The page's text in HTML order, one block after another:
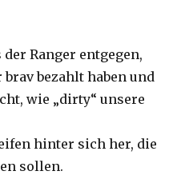
Ranger entgegen,
bezahlt haben und
wie „dirty“ unsere
hinter sich her, die
sollen.